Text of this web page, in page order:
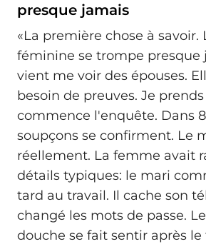
presque jamais
«La première chose à
féminine se trompe presque
vient me voir des épouses.
besoin de preuves. Je
commence l'enquête. Dans
soupçons se confirment. Le
réellement. La femme avait
détails typiques: le mari
tard au travail. Il cache son
changé les mots de passe.
douche se fait sentir après le